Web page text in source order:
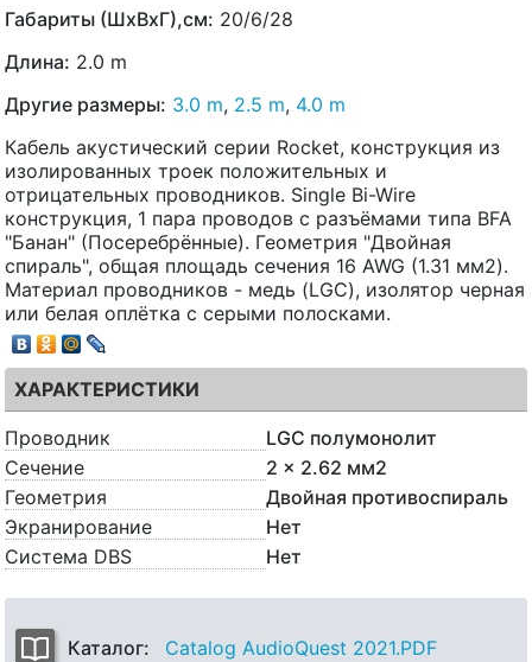
Габариты (ШхВхГ),см: 20/6/28
Длина: 2.0 m
Другие размеры: 3.0 m, 2.5 m, 4.0 m
Кабель акустический серии Rocket, конструкция из
изолированных троек положительных и
отрицательных проводников. Single Bi-Wire
конструкция, 1 пара проводов с разъёмами типа BFA
"Банан" (Посеребрённые). Геометрия "Двойная
спираль", общая площадь сечения 16 AWG (1.31 мм2).
Материал проводников - медь (LGC), изолятор черная
или белая оплётка с серыми полосками.
ХАРАКТЕРИСТИКИ
Проводник
LGC полумонолит
Сечение
2 x 2.62 мм2
Геометрия
Двойная противоспираль
Экранирование
Нет
Система DBS
Нет
Каталог: Catalog AudioQuest 2021.PDF